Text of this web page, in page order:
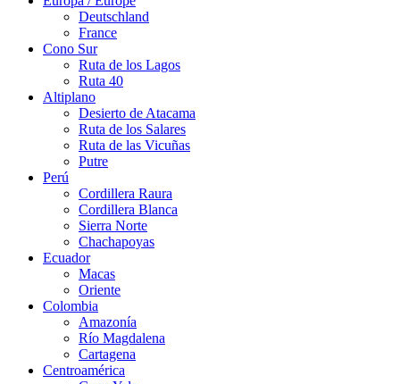
Deutschland
France
Cono Sur
Ruta de los Lagos
Ruta 40
Altiplano
Desierto de Atacama
Ruta de los Salares
Ruta de las Vicuñas
Putre
Perú
Cordillera Raura
Cordillera Blanca
Sierra Norte
Chachapoyas
Ecuador
Macas
Oriente
Colombia
Amazonía
Río Magdalena
Cartagena
Centroamérica